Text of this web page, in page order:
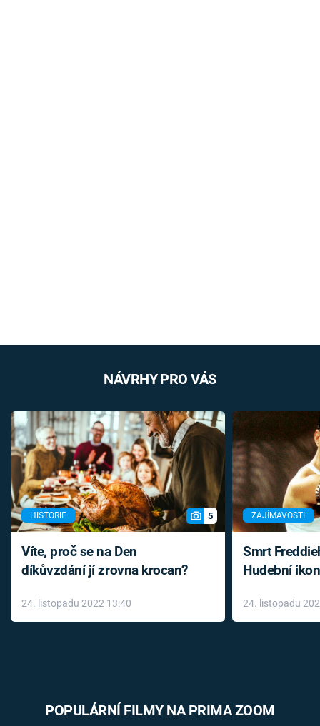
NÁVRHY PRO VÁS
HISTORIE 5
Víte, proč se na Den
díkůvzdání jí zrovna krocan?
24. listopadu 2022 13:40
ZAJÍMAVOSTI
Smrt
Hudební
léky
24. listopadu
POPULÁRNÍ FILMY NA PRIMA ZOOM